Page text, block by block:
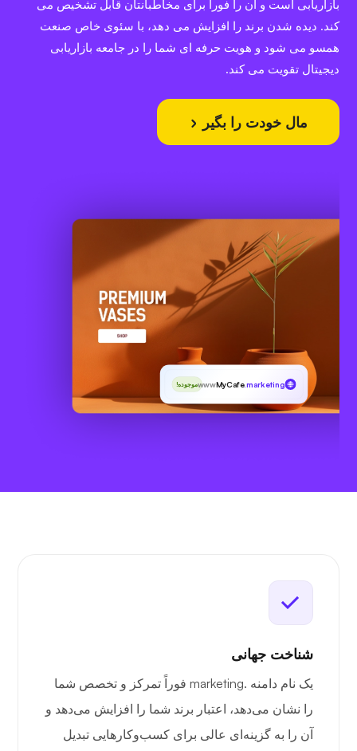
بازاریابی است و آن را فوراً برای مخاطبانتان قابل تشخیص می
کند. دیده شدن برند را افزایش می دهد، با سئوی خاص صنعت
همسو می شود و هویت حرفه ای شما را در جامعه بازاریابی
دیجیتال تقویت می کند.
مال خودت را بگیر
wwwMyCafe.marketing موجوده!
شناخت جهانی
یک نام دامنه .marketing فوراً تمرکز و تخصص شما
را نشان می‌دهد، اعتبار برند شما را افزایش می‌دهد و
آن را به گزینه‌ای عالی برای کسب‌وکارهایی تبدیل